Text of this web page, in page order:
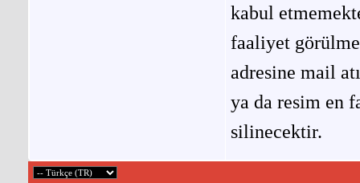
kabul
faaliyet
adresine mail
ya da resim en
silinecektir.